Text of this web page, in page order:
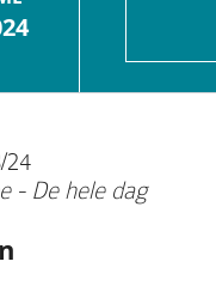
24
- De hele dag